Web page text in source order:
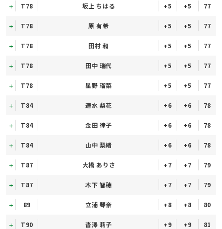
T78 坂上 ちはる +5 +5 77
T78 原 有希 +5 +5 77
T78 田村 和 +5 +5 77
T78 田中 瑞代 +5 +5 77
T78 星野 瑠菜 +5 +5 77
T84 速水 梨花 +6 +6 78
T84 金田 律子 +6 +6 78
T84 山中 梨緒 +6 +6 78
T87 大橋 ありさ +7 +7 79
T87 木下 智穂 +7 +7 79
89 立浦 琴奈 +8 +8 80
T90 沓澤 莉子 +9 +9 81